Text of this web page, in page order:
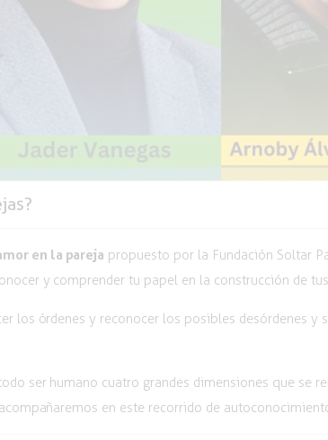
en la pareja propuesto por la Fundación Soltar
y comprender tu papel en la construcción de
los órdenes y reconocer los posibles desórdenes y
ser humano cuatro grandes dimensiones que se
en este recorrido de